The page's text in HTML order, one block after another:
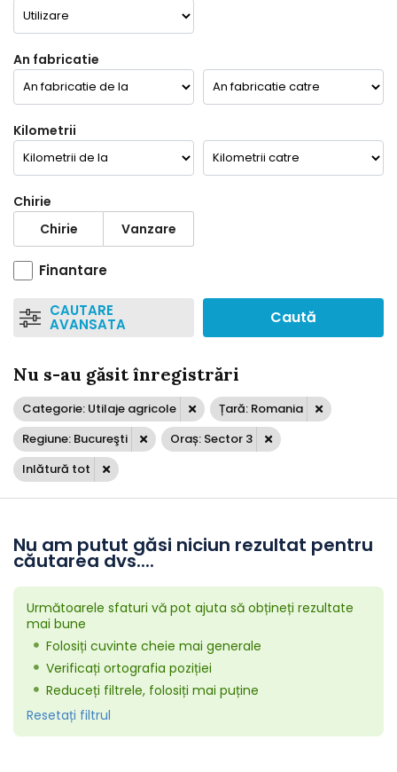
An fabricatie
Kilometrii
Chirie
Chirie
Vanzare
Finantare
CAUTARE
AVANSATA Caută
Nu s-au găsit înregistrări
Categorie: Utilaje agricole
Țară: Romania
Regiune: Bucureşti
Oraș: Sector 3
Inlătură tot
Nu am putut găsi niciun rezultat pentru
căutarea dvs....
Următoarele sfaturi vă pot ajuta să obțineți rezultate
mai bune
Folosiți cuvinte cheie mai generale
Verificați ortografia poziției
Reduceți filtrele, folosiți mai puține
Resetați filtrul